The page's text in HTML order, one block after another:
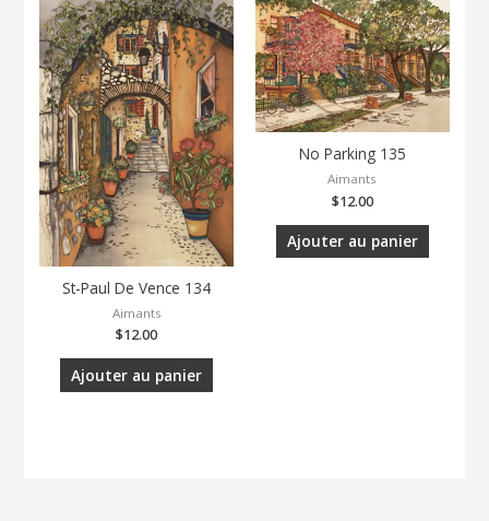
St-Paul De Vence 134
Aimants
$12.00
Ajouter au panier
No Parking 135
Aimants
$12.00
Ajouter au panier